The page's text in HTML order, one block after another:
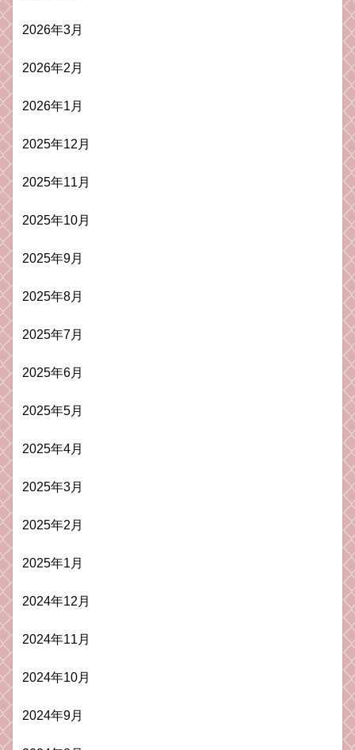
2026年3月
2026年2月
2026年1月
2025年12月
2025年11月
2025年10月
2025年9月
2025年8月
2025年7月
2025年6月
2025年5月
2025年4月
2025年3月
2025年2月
2025年1月
2024年12月
2024年11月
2024年10月
2024年9月